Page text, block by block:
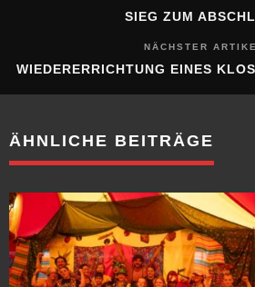
SIEG ZUM
NÄCHSTER
WIEDERERRICHTUNG EINES
ÄHNLICHE BEITRÄGE